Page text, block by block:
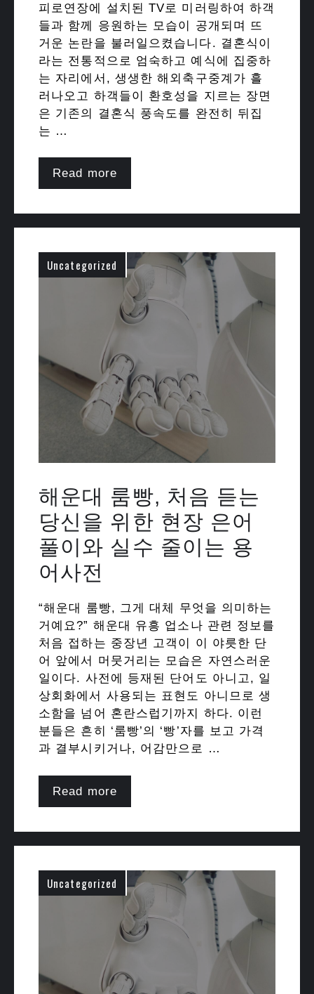
피로연장에 설치된 TV로 미러링하여 하객
들과 함께 응원하는 모습이 공개되며 뜨
거운 논란을 불러일으켰습니다. 결혼식이
라는 전통적으로 엄숙하고 예식에 집중하
는 자리에서, 생생한 해외축구중계가 흘
러나오고 하객들이 환호성을 지르는 장면
은 기존의 결혼식 풍속도를 완전히 뒤집
는 …
Read more
Uncategorized
해운대 룸빵, 처음 듣는
당신을 위한 현장 은어
풀이와 실수 줄이는 용
어사전
“해운대 룸빵, 그게 대체 무엇을 의미하는
거예요?” 해운대 유흥 업소나 관련 정보를
처음 접하는 중장년 고객이 이 야릇한 단
어 앞에서 머뭇거리는 모습은 자연스러운
일이다. 사전에 등재된 단어도 아니고, 일
상회화에서 사용되는 표현도 아니므로 생
소함을 넘어 혼란스럽기까지 하다. 이런
분들은 흔히 ‘룸빵’의 ‘빵’자를 보고 가격
과 결부시키거나, 어감만으로 …
Read more
Uncategorized